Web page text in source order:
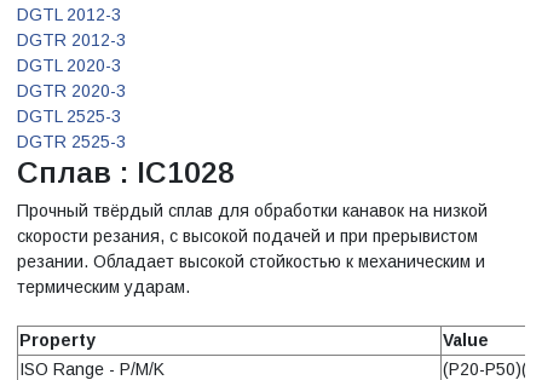
DGTL 2012-3
DGTR 2012-3
DGTL 2020-3
DGTR 2020-3
DGTL 2525-3
DGTR 2525-3
Сплав : IC1028
Прочный твёрдый сплав для обработки канавок на низкой
скорости резания, с высокой подачей и при прерывистом
резании. Обладает высокой стойкостью к механическим и
термическим ударам.
Property
Value
ISO Range - P/M/K
(P20-